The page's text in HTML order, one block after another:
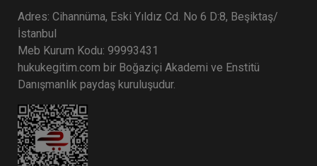
9. Tüketici Hukuku Kongresi - IX. Oturum:
TÜKETİCİ YARGILAMASI VE USUL HUKUKU
UYGULAMALARI Video Kaydı
Adres: Cihannüma, Eski Yıldız Cd. No 6 D:8, Beşiktaş/
İstanbul
Meb Kurum Kodu: 99993431
hukukegitim.com bir Boğaziçi Akademi ve Enstitü
Danışmanlık paydaş kuruluşudur.